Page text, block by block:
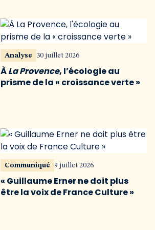
Analyse 30 juillet 2026
ÀLa Provence, l’écologie au
prisme de la « croissance verte »
Communiqué 9 juillet 2026
« Guillaume Erner ne doit plus
être la voix de France Culture »